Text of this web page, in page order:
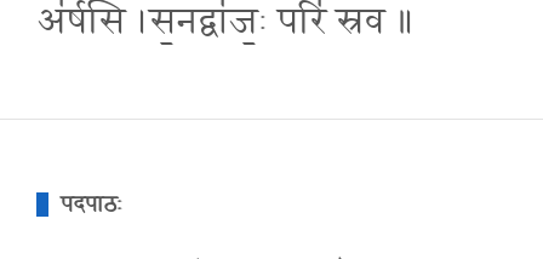
अ॑र्षसि ।स॒नद्वा॑ज॒ः परि॑ स्रव ॥
पदपाठः